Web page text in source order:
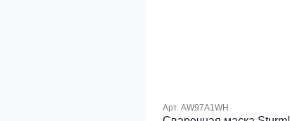
Арт. AW97A1WH